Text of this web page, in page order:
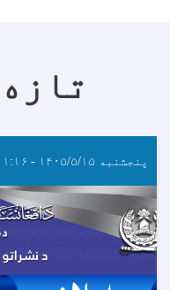
پنجشنبه ۱۴۰۵/۵/۱۵ - ۱۱:۱۶